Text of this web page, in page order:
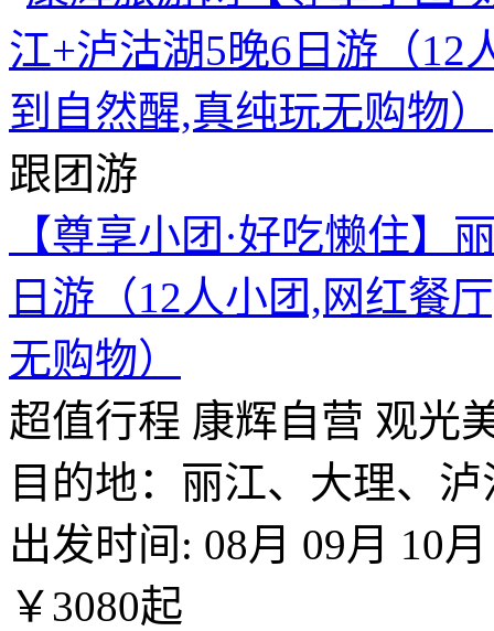
跟团游
【尊享小团·好吃懒住】
日游（12人小团,网红餐
无购物）
超值行程 康辉自营 观光
目的地：丽江、大理、泸
出发时间: 08月 09月 10月
￥3080起